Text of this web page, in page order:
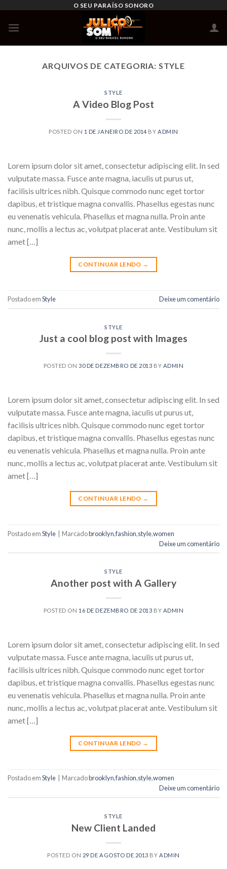
content
O SEU PARAÍSO SONORO
ARQUIVOS DE CATEGORIA: STYLE
STYLE
A Video Blog Post
POSTED ON 1 DE JANEIRO DE 2014 BY ADMIN
Lorem ipsum dolor sit amet, consectetur adipiscing elit. In sed
vulputate massa. Fusce ante magna, iaculis ut purus ut,
facilisis ultrices nibh. Quisque commodo nunc eget tortor
dapibus, et tristique magna convallis. Phasellus egestas nunc
eu venenatis vehicula. Phasellus et magna nulla. Proin ante
nunc, mollis a lectus ac, volutpat placerat ante. Vestibulum sit
amet […]
CONTINUAR LENDO →
Postado emStyle Deixe um comentário
STYLE
Just a cool blog post with Images
POSTED ON30 DE DEZEMBRO DE 2013 BY ADMIN
Lorem ipsum dolor sit amet, consectetur adipiscing elit. In sed
vulputate massa. Fusce ante magna, iaculis ut purus ut,
facilisis ultrices nibh. Quisque commodo nunc eget tortor
dapibus, et tristique magna convallis. Phasellus egestas nunc
eu venenatis vehicula. Phasellus et magna nulla. Proin ante
nunc, mollis a lectus ac, volutpat placerat ante. Vestibulum sit
amet […]
CONTINUAR LENDO →
Postado emStyle Marcadobrooklyn,fashion,style,women
Deixe um comentário
STYLE
Another post with A Gallery
POSTED ON 16 DE DEZEMBRO DE 2013 BY ADMIN
Lorem ipsum dolor sit amet, consectetur adipiscing elit. In sed
vulputate massa. Fusce ante magna, iaculis ut purus ut,
facilisis ultrices nibh. Quisque commodo nunc eget tortor
dapibus, et tristique magna convallis. Phasellus egestas nunc
eu venenatis vehicula. Phasellus et magna nulla. Proin ante
nunc, mollis a lectus ac, volutpat placerat ante. Vestibulum sit
amet […]
CONTINUAR LENDO →
Postado emStyle Marcadobrooklyn,fashion,style,women
Deixe um comentário
STYLE
New Client Landed
POSTED ON 29 DE AGOSTO DE 2013 BY ADMIN